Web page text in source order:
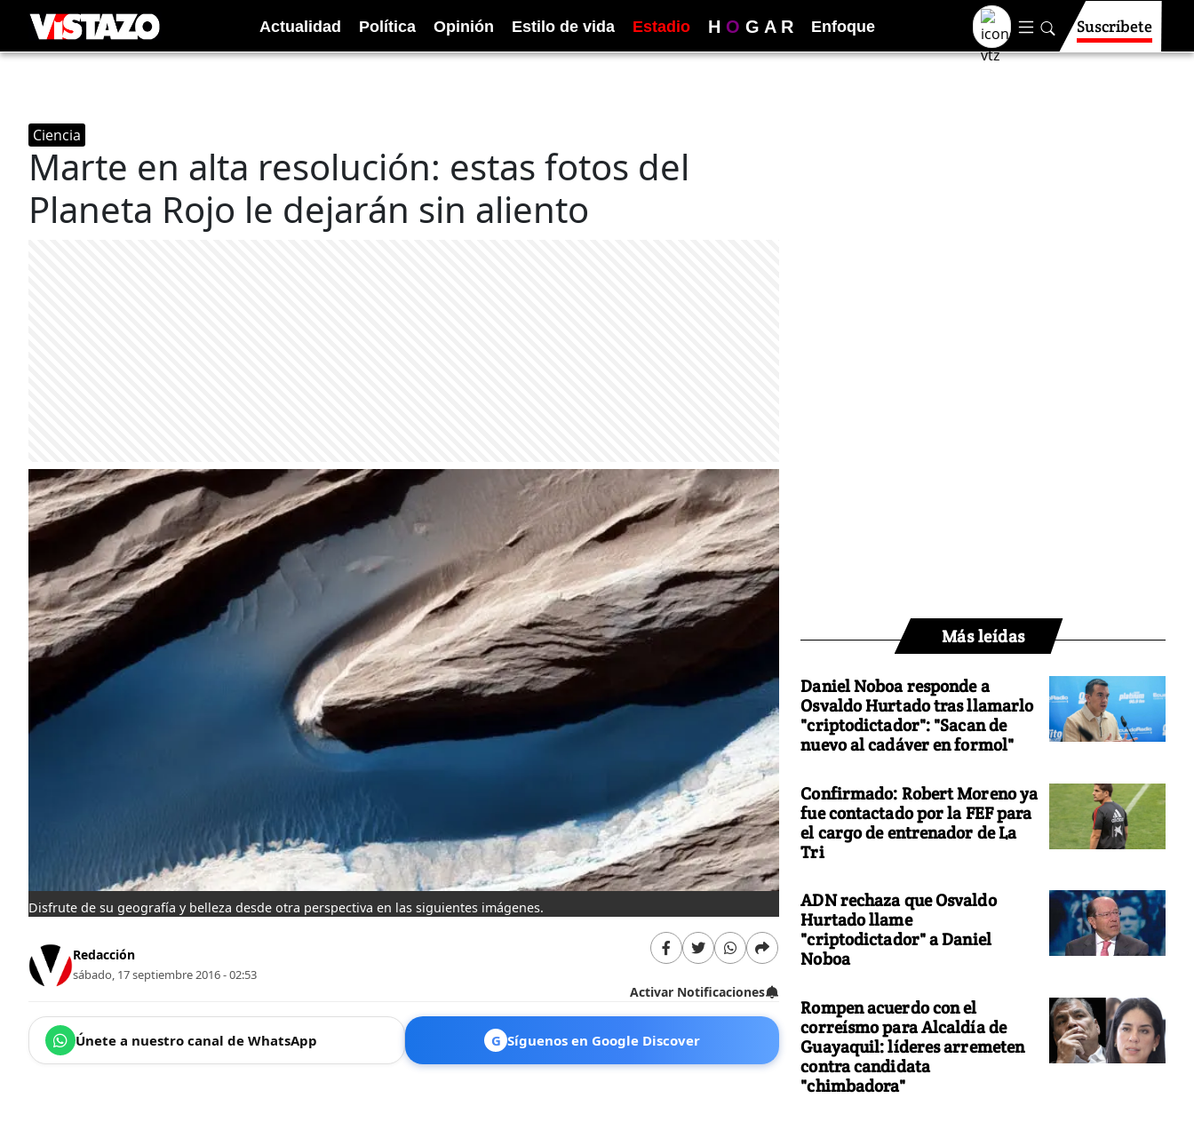
Actualidad Política Opinión Estilo de vida Estadio H O G A R Enfoque Suscríbete
Ciencia
Marte en alta resolución: estas fotos del
Planeta Rojo le dejarán sin aliento
Disfrute de su geografía y belleza desde otra perspectiva en las siguientes imágenes.
Redacción
sábado, 17 septiembre 2016 - 02:53
Activar Notificaciones
Únete a nuestro canal de WhatsApp G Síguenos en Google Discover
Más leídas
Daniel Noboa responde a
Osvaldo Hurtado tras llamarlo
"criptodictador": "Sacan de
nuevo al cadáver en formol"
Confirmado: Robert Moreno ya
fue contactado por la FEF para
el cargo de entrenador de La
Tri
ADN rechaza que Osvaldo
Hurtado llame
"criptodictador" a Daniel
Noboa
Rompen acuerdo con el
correísmo para Alcaldía de
Guayaquil: líderes arremeten
contra candidata
"chimbadora"